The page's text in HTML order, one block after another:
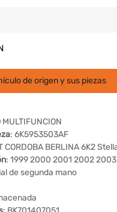
de origen y sus piezas
MULTIFUNCION
: 6K5953503AF
CORDOBA BERLINA 6K2
: 1999 2000 2001 2002 2003
de segunda mano